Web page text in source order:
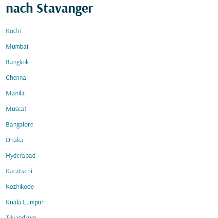
nach Stavanger
Kochi
Mumbai
Bangkok
Chennai
Manila
Muscat
Bangalore
Dhaka
Hyderabad
Karatschi
Kozhikode
Kuala Lumpur